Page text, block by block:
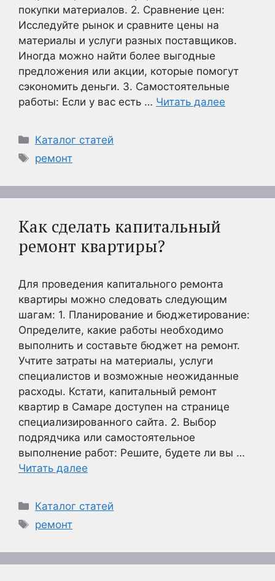
покупки материалов. 2. Сравнение цен:
Исследуйте рынок и сравните цены на
материалы и услуги разных поставщиков.
Иногда можно найти более выгодные
предложения или акции, которые помогут
сэкономить деньги. 3. Самостоятельные
работы: Если у вас есть … Читать далее
Рубрики
Каталог статей
Метки
ремонт
Как сделать капитальный
ремонт квартиры?
Для проведения капитального ремонта
квартиры можно следовать следующим
шагам: 1. Планирование и бюджетирование:
Определите, какие работы необходимо
выполнить и составьте бюджет на ремонт.
Учтите затраты на материалы, услуги
специалистов и возможные неожиданные
расходы. Кстати, капитальный ремонт
квартир в Самаре доступен на странице
специализированного сайта. 2. Выбор
подрядчика или самостоятельное
выполнение работ: Решите, будете ли вы …
Читать далее
Рубрики
Каталог статей
Метки
ремонт